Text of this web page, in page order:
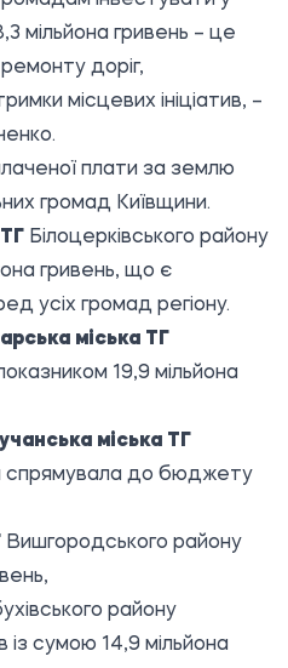
мільйона гривень – це
доріг,
місцевих ініціатив, –
плати за землю
громад Київщини.
Білоцерківського району
гривень, що є
усіх громад регіону.
міська ТГ
19,9 мільйона
міська ТГ
спрямувала до бюджету
Вишгородського району
району
із сумою 14,9 мільйона